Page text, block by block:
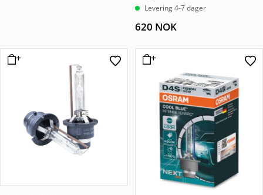
Levering 4-7 dager
620 NOK